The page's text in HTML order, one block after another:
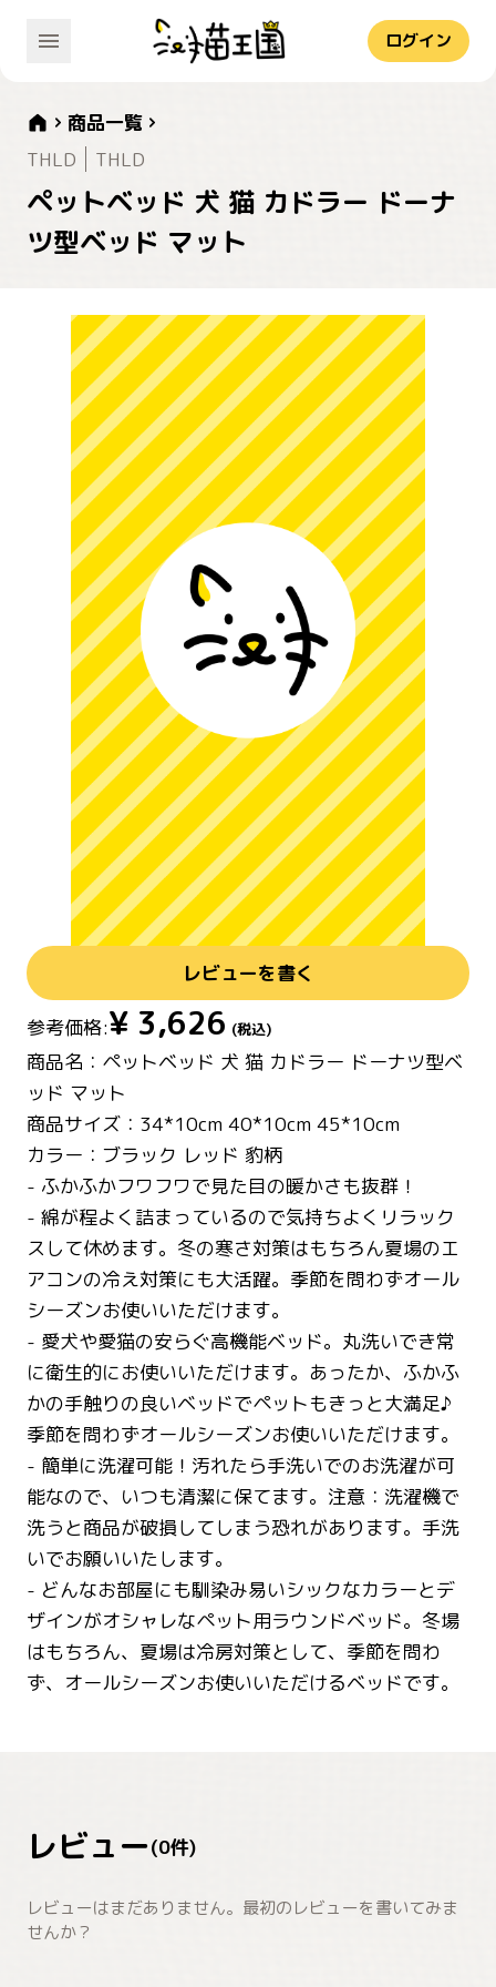
ログイン
商品一覧
THLD
THLD
ペットベッド 犬 猫 カドラー ドーナ
ツ型ベッド マット
レビューを書く
参考価格:¥ 3,626 (税込)
商品名：ペットベッド 犬 猫 カドラー ドーナツ型ベ
ッド マット
商品サイズ：34*10cm 40*10cm 45*10cm
カラー：ブラック レッド 豹柄
- ふかふかフワフワで見た目の暖かさも抜群！
- 綿が程よく詰まっているので気持ちよくリラック
スして休めます。冬の寒さ対策はもちろん夏場のエ
アコンの冷え対策にも大活躍。季節を問わずオール
シーズンお使いいただけます。
- 愛犬や愛猫の安らぐ高機能ベッド。丸洗いでき常
に衛生的にお使いいただけます。あったか、ふかふ
かの手触りの良いベッドでペットもきっと大満足♪
季節を問わずオールシーズンお使いいただけます。
- 簡単に洗濯可能！汚れたら手洗いでのお洗濯が可
能なので、いつも清潔に保てます。注意：洗濯機で
洗うと商品が破損してしまう恐れがあります。手洗
いでお願いいたします。
- どんなお部屋にも馴染み易いシックなカラーとデ
ザインがオシャレなペット用ラウンドベッド。冬場
はもちろん、夏場は冷房対策として、季節を問わ
ず、オールシーズンお使いいただけるベッドです。
レビュー(0件)
レビューはまだありません。最初のレビューを書いてみま
せんか？